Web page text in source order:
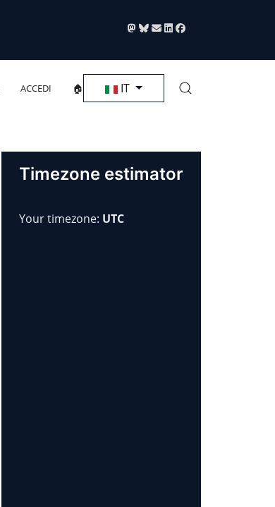
ACCEDI 🏠 Seleziona la tua lingua
IT
Timezone estimator
Your timezone: UTC